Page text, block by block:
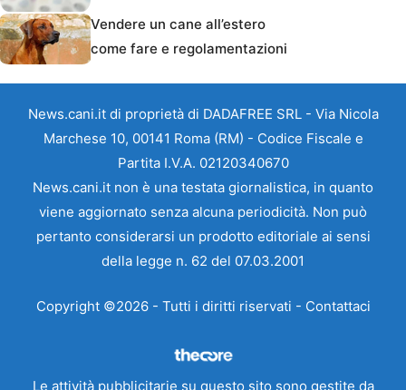
Vendere un cane all’estero
come fare e regolamentazioni
News.cani.it di proprietà di DADAFREE SRL - Via Nicola
Marchese 10, 00141 Roma (RM) - Codice Fiscale e
Partita I.V.A. 02120340670
News.cani.it non è una testata giornalistica, in quanto
viene aggiornato senza alcuna periodicità. Non può
pertanto considerarsi un prodotto editoriale ai sensi
della legge n. 62 del 07.03.2001
Copyright ©2026 - Tutti i diritti riservati - Contattaci
Le attività pubblicitarie su questo sito sono gestite da